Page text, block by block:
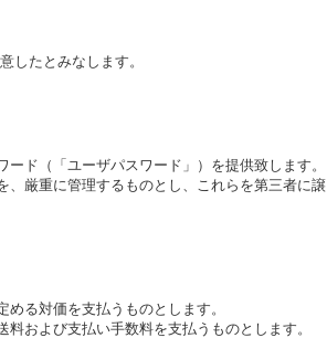
したとみなします。
ド（「ユーザパスワード」）を提供致します。
、厳重に管理するものとし、これらを第三者に譲
る対価を支払うものとします。
および支払い手数料を支払うものとします。